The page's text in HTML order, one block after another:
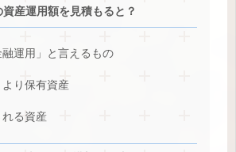
資産運用額を見積もると？
運用」と言えるもの
り保有資産
る資産